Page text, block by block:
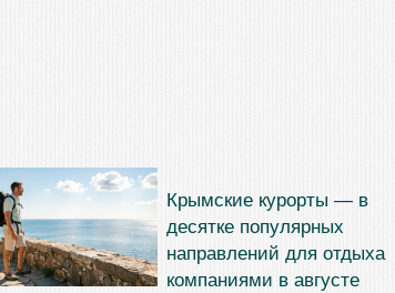
Крымские курорты — в
десятке популярных
направлений для отдыха
компаниями в августе